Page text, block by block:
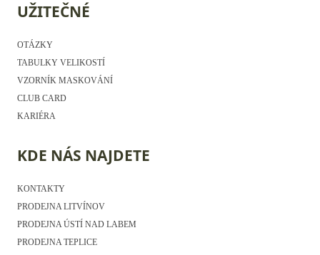
UŽITEČNÉ
OTÁZKY
TABULKY VELIKOSTÍ
VZORNÍK MASKOVÁNÍ
CLUB CARD
KARIÉRA
KDE NÁS NAJDETE
KONTAKTY
PRODEJNA LITVÍNOV
PRODEJNA ÚSTÍ NAD LABEM
PRODEJNA TEPLICE